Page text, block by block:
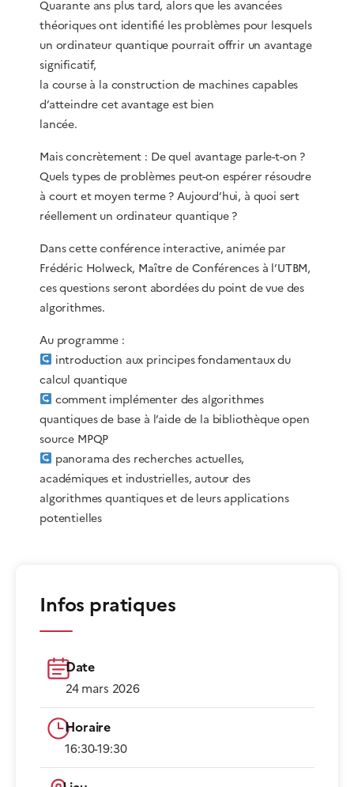
Quarante ans plus tard, alors que les avancées
théoriques ont identifié les problèmes pour lesquels
un ordinateur quantique pourrait offrir un avantage
significatif,
la course à la construction de machines capables
d’atteindre cet avantage est bien
lancée.
Mais concrètement : De quel avantage parle-t-on ?
Quels types de problèmes peut-on espérer résoudre
à court et moyen terme ? Aujourd’hui, à quoi sert
réellement un ordinateur quantique ?
Dans cette conférence interactive, animée par
Frédéric Holweck, Maître de Conférences à l’UTBM,
ces questions seront abordées du point de vue des
algorithmes.
Au programme :
introduction aux principes fondamentaux du
calcul quantique
comment implémenter des algorithmes
quantiques de base à l’aide de la bibliothèque open
source MPQP
panorama des recherches actuelles,
académiques et industrielles, autour des
algorithmes quantiques et de leurs applications
potentielles
Infos pratiques
Date
24 mars 2026
Horaire
16:30-19:30​